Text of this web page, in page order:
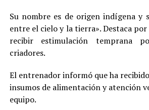
Su nombre es de origen indígena y
entre el cielo y la tierra». Destaca
recibir estimulación temprana
criadores.
El entrenador informó que ha
insumos de alimentación y atención
equipo.